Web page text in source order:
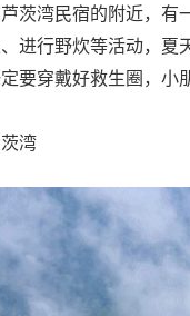
茨湾民宿的附近，有
进行野炊等活动，
要穿戴好救生圈，
湾